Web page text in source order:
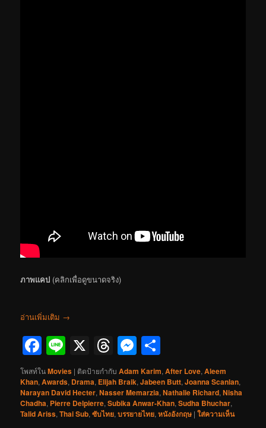
ภาพแคป (คลิกเพื่อดูขนาดจริง)
อ่านเพิ่มเติม →
Facebook
Line
X Threads
Messenger
โพสท์ในMovies | ติดป้ายกำกับ Adam Karim,After Love,Aleem
Khan,Awards, Drama, Elijah Braik,Jabeen Butt,Joanna Scanlan,
Narayan David Hecter,Nasser Memarzia,Nathalie Richard,Nisha
Chadha, Pierre Delpierre,Subika Anwar-Khan,Sudha Bhuchar,
Talid Ariss,Thai Sub,ซับไทย,บรรยายไทย,หนังอังกฤษ |ใส่ความเห็น